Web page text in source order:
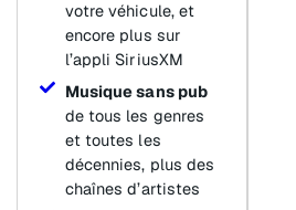
votre véhicule, et
encore plus sur
l’appli SiriusXM
Musique sans pub
de tous les genres
et toutes les
décennies, plus des
chaînes d’artistes